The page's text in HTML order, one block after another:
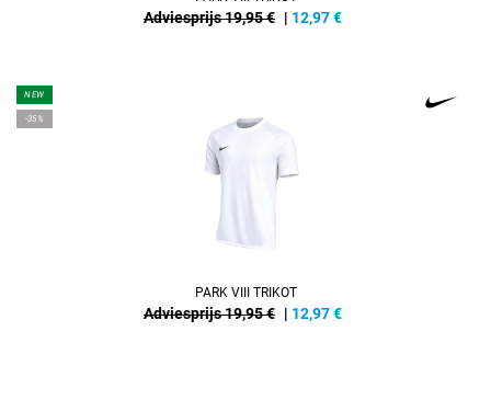
Adviesprijs 19,95 € | 12,97€
NEW
-35%
PARK VIII TRIKOT
Adviesprijs 19,95 € | 12,97€